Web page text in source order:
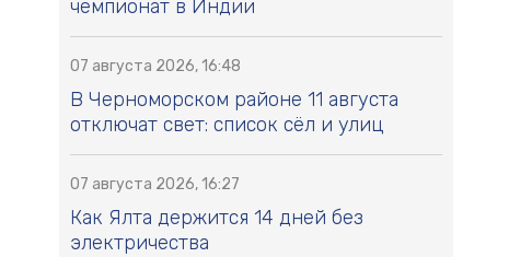
чемпионат в Индии
07 августа 2026, 16:48
В Черноморском районе 11 августа
отключат свет: список сёл и улиц
07 августа 2026, 16:27
Как Ялта держится 14 дней без
электричества